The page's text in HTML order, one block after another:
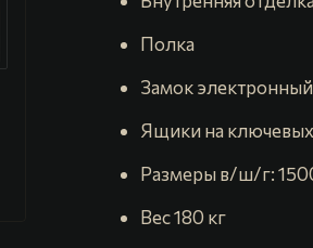
Полка
Замок электронный
Ящики на ключевых
Размеры в/ш/г:
Вес 180 кг